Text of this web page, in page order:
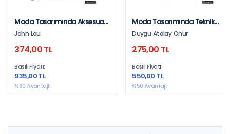
Moda Tasarımında Aksesuar
Tasarımı
John Lau
374,00 TL
Basılı Fiyatı:
935,00 TL
%60 Avantajlı
Moda Tasarımında Teknik
Çizim Ve Kumaş Rehberi
Duygu Atalay Onur
275,00 TL
Basılı Fiyatı:
550,00 TL
%50 Avantajlı